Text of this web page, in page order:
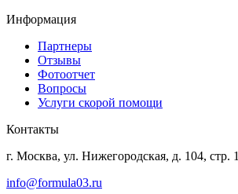
Информация
Партнеры
Отзывы
Фотоотчет
Вопросы
Услуги скорой помощи
Контакты
г. Москва, ул. Нижегородская, д. 104, стр. 1
info@formula03.ru